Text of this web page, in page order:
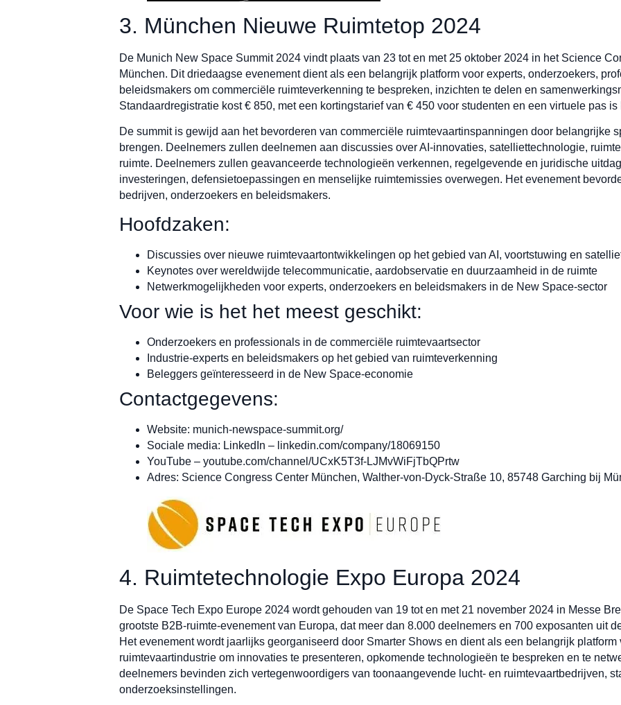
3. München Nieuwe Ruimtetop 2024
De Munich New Space Summit 2024 vindt plaats van 23 tot en met 25 oktober 2024 in het Science
München. Dit driedaagse evenement dient als een belangrijk platform voor experts, onderzoekers,
beleidsmakers om commerciële ruimteverkenning te bespreken, inzichten te delen en
Standaardregistratie kost € 850, met een kortingstarief van € 450 voor studenten en een virtuele pas
De summit is gewijd aan het bevorderen van commerciële ruimtevaartinspanningen door belangrijke
brengen. Deelnemers zullen deelnemen aan discussies over AI-innovaties, satelliettechnologie,
ruimte. Deelnemers zullen geavanceerde technologieën verkennen, regelgevende en juridische
investeringen, defensietoepassingen en menselijke ruimtemissies overwegen. Het evenement
bedrijven, onderzoekers en beleidsmakers.
Hoofdzaken:
Discussies over nieuwe ruimtevaartontwikkelingen op het gebied van AI, voortstuwing en
Keynotes over wereldwijde telecommunicatie, aardobservatie en duurzaamheid in de ruimte
Netwerkmogelijkheden voor experts, onderzoekers en beleidsmakers in de New Space-sector
Voor wie is het het meest geschikt:
Onderzoekers en professionals in de commerciële ruimtevaartsector
Industrie-experts en beleidsmakers op het gebied van ruimteverkenning
Beleggers geïnteresseerd in de New Space-economie
Contactgegevens:
Website: munich-newspace-summit.org/
Sociale media: LinkedIn – linkedin.com/company/18069150
YouTube – youtube.com/channel/UCxK5T3f-LJMvWiFjTbQPrtw
Adres: Science Congress Center München, Walther-von-Dyck-Straße 10, 85748 Garching bij
4. Ruimtetechnologie Expo Europa 2024
De Space Tech Expo Europe 2024 wordt gehouden van 19 tot en met 21 november 2024 in Messe
grootste B2B-ruimte-evenement van Europa, dat meer dan 8.000 deelnemers en 700 exposanten uit
Het evenement wordt jaarlijks georganiseerd door Smarter Shows en dient als een belangrijk
ruimtevaartindustrie om innovaties te presenteren, opkomende technologieën te bespreken en te
deelnemers bevinden zich vertegenwoordigers van toonaangevende lucht- en ruimtevaartbedrijven,
onderzoeksinstellingen.